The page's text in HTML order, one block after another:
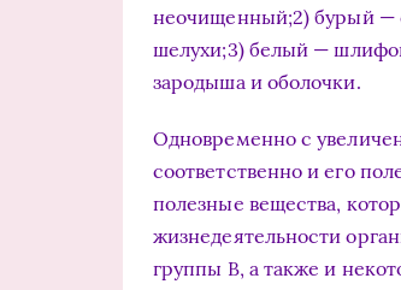
неочищенный;2) бурый —
шелухи;3) белый —
зародыша и оболочки.
Одновременно с
соответственно и его
полезные вещества,
жизнедеятельности
группы В, а также и